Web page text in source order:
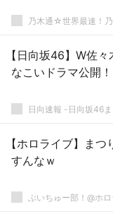
【日向坂46】W佐
なこいドラマ公開！
日向速報 -日向坂46
【ホロライブ】ま
すんなｗ
ぶいちゅー部！@ホ